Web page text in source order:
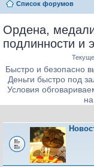
Список форумов
Ордена,
подлинности и
Быстро и безопасно
Деньги быстро под
Условия
на